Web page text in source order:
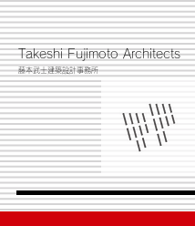
​Takeshi Fujimoto Architects
藤本武士建築設計事務所